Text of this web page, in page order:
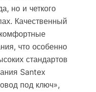
но и четкого
Качественный
что особенно
стандартов
Santex
под ключ»,